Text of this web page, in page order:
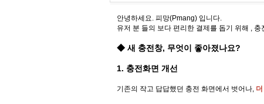
안녕하세요. 피망(Pmang) 입니다.
유저 분 들의 보다 편리한 결제를 돕기 위해 ,
◆ 새 충전창, 무엇이 좋아졌나요?
1. 충전화면 개선
기존의 작고 답답했던 충전 화면에서 벗어나,